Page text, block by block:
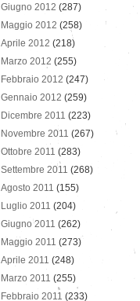
Giugno 2012 (287)
Maggio 2012 (258)
Aprile 2012 (218)
Marzo 2012 (255)
Febbraio 2012 (247)
Gennaio 2012 (259)
Dicembre 2011 (223)
Novembre 2011 (267)
Ottobre 2011 (283)
Settembre 2011 (268)
Agosto 2011 (155)
Luglio 2011 (204)
Giugno 2011 (262)
Maggio 2011 (273)
Aprile 2011 (248)
Marzo 2011 (255)
Febbraio 2011 (233)